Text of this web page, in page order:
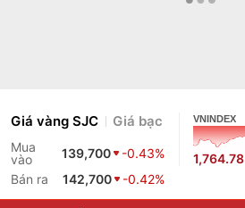
Giá vàng SJC Giá bạc
Mua
vào
139,700
-0.43%
Bán ra
142,700 -0.42%
VNINDEX
1,764.78